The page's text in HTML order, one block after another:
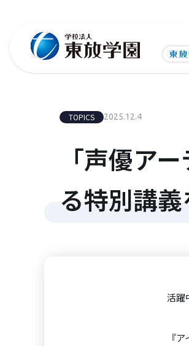
TOPICS 2025.12.4
「声優ア
る特別講
活躍
『